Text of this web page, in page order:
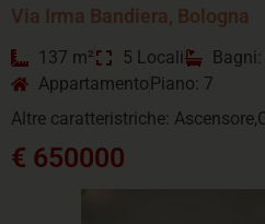
Via Irma Bandiera, Bologna
137 m² 5 Locali Bagni:
Appartamento Piano: 7
Altre caratteristriche:
€ 650000